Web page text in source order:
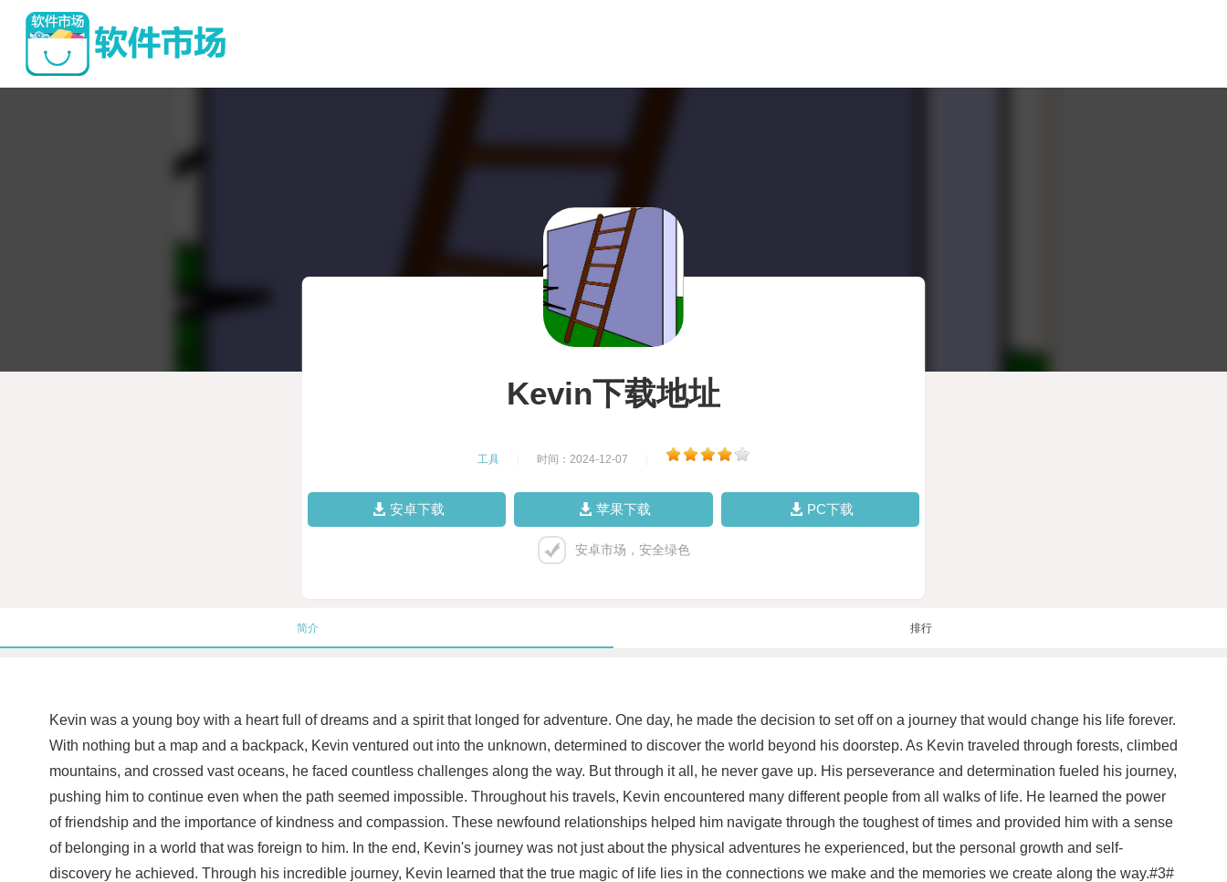
Kevin下载地址
工具 时间：2024-12-07
安卓下载 苹果下载 PC下载
安卓市场，安全绿色
简介 排行
Kevin was a young boy with a heart full of dreams and a spirit that longed for adventure. One day, he made the decision to set off on a journey that would change his life forever.
With nothing but a map and a backpack, Kevin ventured out into the unknown, determined to discover the world beyond his doorstep. As Kevin traveled through forests, climbed
mountains, and crossed vast oceans, he faced countless challenges along the way. But through it all, he never gave up. His perseverance and determination fueled his journey,
pushing him to continue even when the path seemed impossible. Throughout his travels, Kevin encountered many different people from all walks of life. He learned the power
of friendship and the importance of kindness and compassion. These newfound relationships helped him navigate through the toughest of times and provided him with a sense
of belonging in a world that was foreign to him. In the end, Kevin's journey was not just about the physical adventures he experienced, but the personal growth and self-
discovery he achieved. Through his incredible journey, Kevin learned that the true magic of life lies in the connections we make and the memories we create along the way.#3#